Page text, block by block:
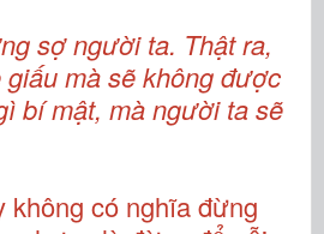
sợ người ta. Thật ra,
mà sẽ không được
bí mật, mà người ta sẽ
không có nghĩa đừng